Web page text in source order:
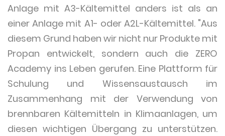
Anlage mit A3-Kältemittel anders ist als an
einer Anlage mit A1- oder A2L-Kältemittel. "Aus
diesem Grund haben wir nicht nur Produkte mit
Propan entwickelt, sondern auch die ZERO
Academy ins Leben gerufen. Eine Plattform für
Schulung und Wissensaustausch im
Zusammenhang mit der Verwendung von
brennbaren Kältemitteln in Klimaanlagen, um
diesen wichtigen Übergang zu unterstützen.